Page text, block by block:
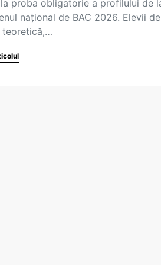
proba obligatorie a profilului de
național de BAC 2026. Elevii
teoretică,…